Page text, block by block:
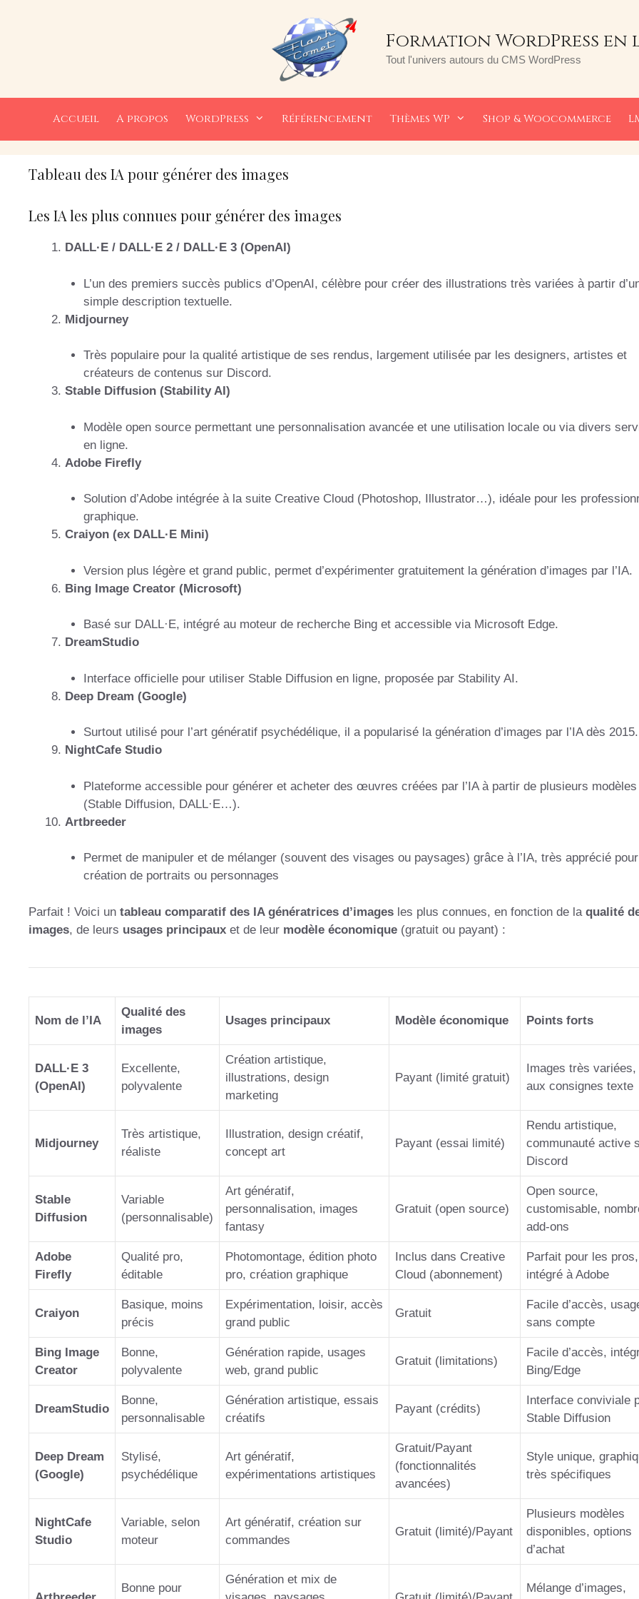
Formation WordPress en
Tout l'univers autours du CMS WordPress
Accueil A propos WordPress Référencement Thèmes WP Shop & Woocommerce
Tableau des IA pour générer des images
Les IA les plus connues pour générer des images
DALL·E / DALL·E 2 / DALL·E 3 (OpenAI)
L’un des premiers succès publics d’OpenAI, célèbre pour créer des illustrations très variées à partir
simple description textuelle.
Midjourney
Très populaire pour la qualité artistique de ses rendus, largement utilisée par les designers, artistes et
créateurs de contenus sur Discord.
Stable Diffusion (Stability AI)
Modèle open source permettant une personnalisation avancée et une utilisation locale ou via divers
en ligne.
Adobe Firefly
Solution d’Adobe intégrée à la suite Creative Cloud (Photoshop, Illustrator…), idéale pour les
graphique.
Craiyon (ex DALL·E Mini)
Version plus légère et grand public, permet d’expérimenter gratuitement la génération d’images par l’IA.
Bing Image Creator (Microsoft)
Basé sur DALL·E, intégré au moteur de recherche Bing et accessible via Microsoft Edge.
DreamStudio
Interface officielle pour utiliser Stable Diffusion en ligne, proposée par Stability AI.
Deep Dream (Google)
Surtout utilisé pour l’art génératif psychédélique, il a popularisé la génération d’images par l’IA dès 2015.
NightCafe Studio
Plateforme accessible pour générer et acheter des œuvres créées par l’IA à partir de plusieurs modèles
(Stable Diffusion, DALL·E…).
Artbreeder
Permet de manipuler et de mélanger (souvent des visages ou paysages) grâce à l’IA, très apprécié
création de portraits ou personnages
Parfait ! Voici un tableau comparatif des IA génératrices d’images les plus connues, en fonction de la qualité
images, de leurs usages principaux et de leur modèle économique (gratuit ou payant) :
Nom de l’IA
Qualité des
images
Usages principaux Modèle économique Points forts
DALL·E 3
(OpenAI)
Excellente,
polyvalente
Création artistique,
illustrations, design
marketing
Payant (limité gratuit)
Images très variées,
aux consignes texte
Midjourney
Très artistique,
réaliste
Illustration, design créatif,
concept art
Payant (essai limité)
Rendu artistique,
communauté active
Discord
Stable
Diffusion
Variable
(personnalisable)
Art génératif,
personnalisation, images
fantasy
Gratuit (open source)
Open source,
customisable,
add-ons
Adobe
Firefly
Qualité pro,
éditable
Photomontage, édition photo
pro, création graphique
Inclus dans Creative
Cloud (abonnement)
Parfait pour les pros,
intégré à Adobe
Craiyon
Basique, moins
précis
Expérimentation, loisir, accès
grand public
Gratuit
Facile d’accès,
sans compte
Bing Image
Creator
Bonne,
polyvalente
Génération rapide, usages
web, grand public
Gratuit (limitations)
Facile d’accès,
Bing/Edge
DreamStudio
Bonne,
personnalisable
Génération artistique, essais
créatifs
Payant (crédits)
Interface conviviale
Stable Diffusion
Deep Dream
(Google)
Stylisé,
psychédélique
Art génératif,
expérimentations artistiques
Gratuit/Payant
(fonctionnalités
avancées)
Style unique,
très spécifiques
NightCafe
Studio
Variable, selon
moteur
Art génératif, création sur
commandes
Gratuit (limité)/Payant
Plusieurs modèles
disponibles, options
d’achat
Bonne pour
Génération et mix de
Mélange d’images,